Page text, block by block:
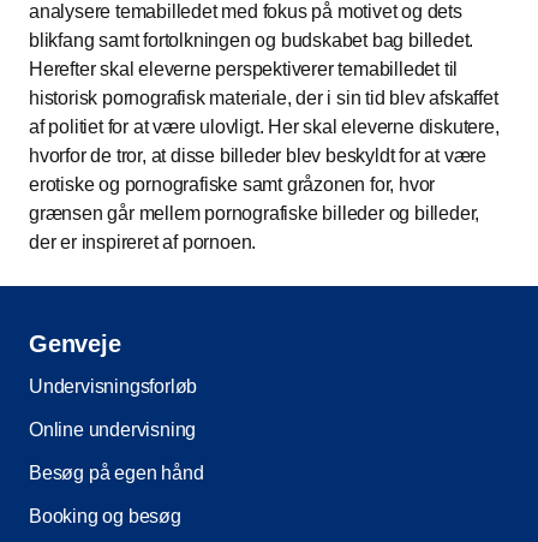
analysere temabilledet med fokus på motivet og dets
blikfang samt fortolkningen og budskabet bag billedet.
Herefter skal eleverne perspektiverer temabilledet til
historisk pornografisk materiale, der i sin tid blev afskaffet
af politiet for at være ulovligt. Her skal eleverne diskutere,
hvorfor de tror, at disse billeder blev beskyldt for at være
erotiske og pornografiske samt gråzonen for, hvor
grænsen går mellem pornografiske billeder og billeder,
der er inspireret af pornoen.
Genveje
Undervisningsforløb
Online undervisning
Besøg på egen hånd
Booking og besøg